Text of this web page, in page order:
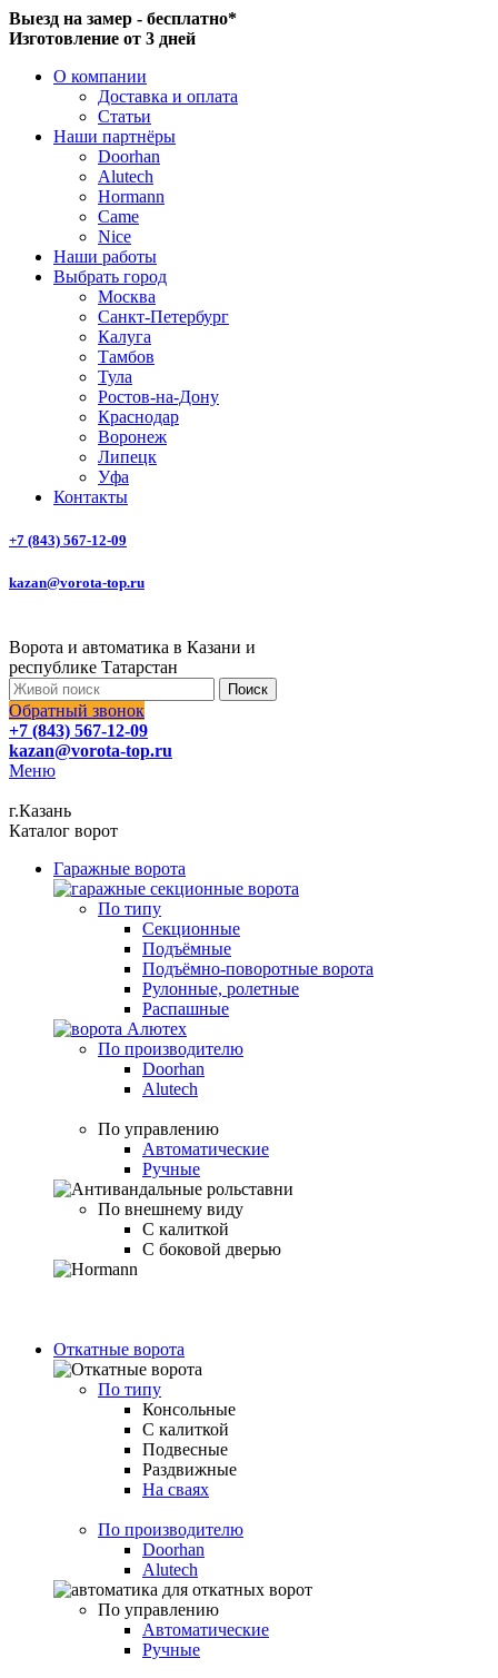
Выезд на замер - бесплатно*
Изготовление от 3 дней
О компании
Доставка и оплата
Статьи
Наши партнёры
Doorhan
Alutech
Hormann
Came
Nice
Наши работы
Выбрать город
Москва
Санкт-Петербург
Калуга
Тамбов
Тула
Ростов-на-Дону
Краснодар
Воронеж
Липецк
Уфа
Контакты
+7 (843) 567-12-09
kazan@vorota-top.ru
Ворота и автоматика в Казани и
республике Татарстан
Поиск
Обратный звонок
+7 (843) 567-12-09
kazan@vorota-top.ru
Меню
г.Казань
Каталог ворот
Гаражные ворота
По типу
Секционные
Подъёмные
Подъёмно-поворотные ворота
Рулонные, ролетные
Распашные
По производителю
Doorhan
Alutech
По управлению
Автоматические
Ручные
По внешнему виду
С калиткой
С боковой дверью
Откатные ворота
По типу
Консольные
С калиткой
Подвесные
Раздвижные
На сваях
По производителю
Doorhan
Alutech
По управлению
Автоматические
Ручные